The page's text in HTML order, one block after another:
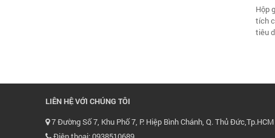
Hộp
tích
tiêu
LIÊN HỆ VỚI CHÚNG TÔI
7 Đường Số 7, Khu Phố 7, P. Hiệp Bình Chánh, Q. Thủ Đức,Tp.HCM